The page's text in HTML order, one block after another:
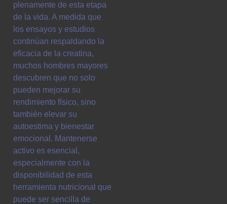
plenamente de esta etapa
de la vida. A medida que
los ensayos y estudios
continúan respaldando la
eficacia de la creatina,
muchos hombres mayores
descubren que no solo
pueden mejorar su
rendimiento físico, sino
también elevar su
autoestima y bienestar
emocional. Mantenerse
activo es esencial,
especialmente con la
disponibilidad de esta
herramienta nutricional que
puede ser sencilla de